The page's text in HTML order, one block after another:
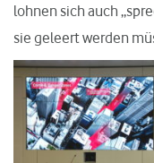
lohnen sich auch
sie geleert werden